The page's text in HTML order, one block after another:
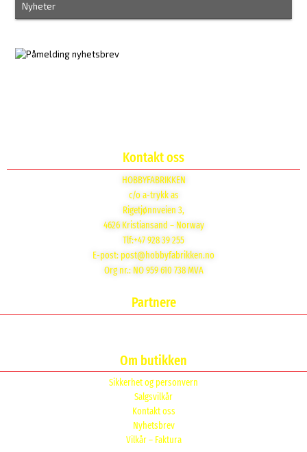
Nyheter
Kontakt oss
HOBBYFABRIKKEN
c/o a-trykk as
Rigetjønnveien 3,
4626 Kristiansand – Norway
Tlf:+47 928 39 255
E-post: post@hobbyfabrikken.no
Org nr.: NO 959 610 738 MVA
Partnere
Om butikken
Sikkerhet og personvern
Salgsvilkår
Kontakt oss
Nyhetsbrev
Vilkår – Faktura